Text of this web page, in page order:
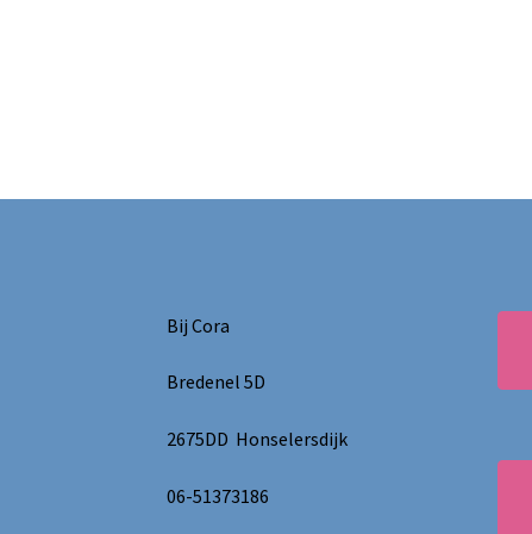
Bij Cora
Bredenel 5D
2675DD Honselersdijk
06-51373186